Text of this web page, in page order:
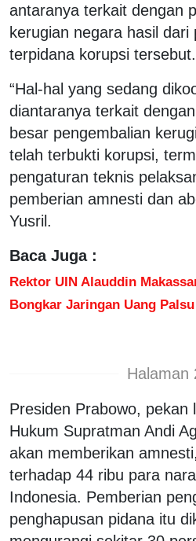
antaranya terkait dengan
kerugian negara hasil dari
terpidana korupsi tersebut.
“Hal-hal yang sedang
diantaranya terkait
besar pengembalian
telah terbukti korupsi,
pengaturan teknis
pemberian amnesti dan
Yusril.
Baca Juga :
Rektor UIN Alauddin
Bongkar Jaringan Uang
Halaman
Presiden Prabowo, pekan
Hukum Supratman Andi
akan memberikan
terhadap 44 ribu para
Indonesia. Pemberian
penghapusan pidana itu